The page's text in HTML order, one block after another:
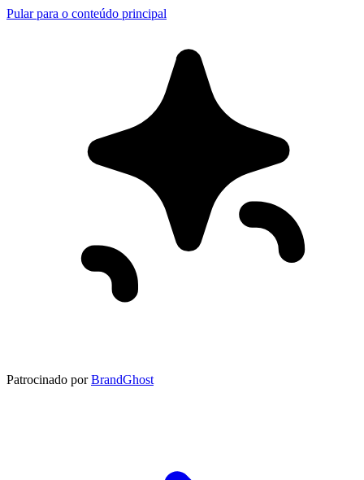
Pular para o conteúdo principal
Patrocinado por BrandGhost